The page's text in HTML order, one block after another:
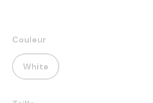
Couleur
White